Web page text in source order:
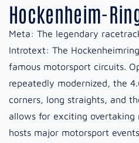
Hockenheim-
Meta: The legendary
Introtext: The
famous motorsport circuits.
repeatedly modernized, the
corners, long straights, and
allows for exciting overtaking
hosts major motorsport